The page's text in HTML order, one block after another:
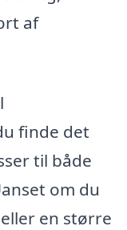
af
finde det
til både
om du
en større